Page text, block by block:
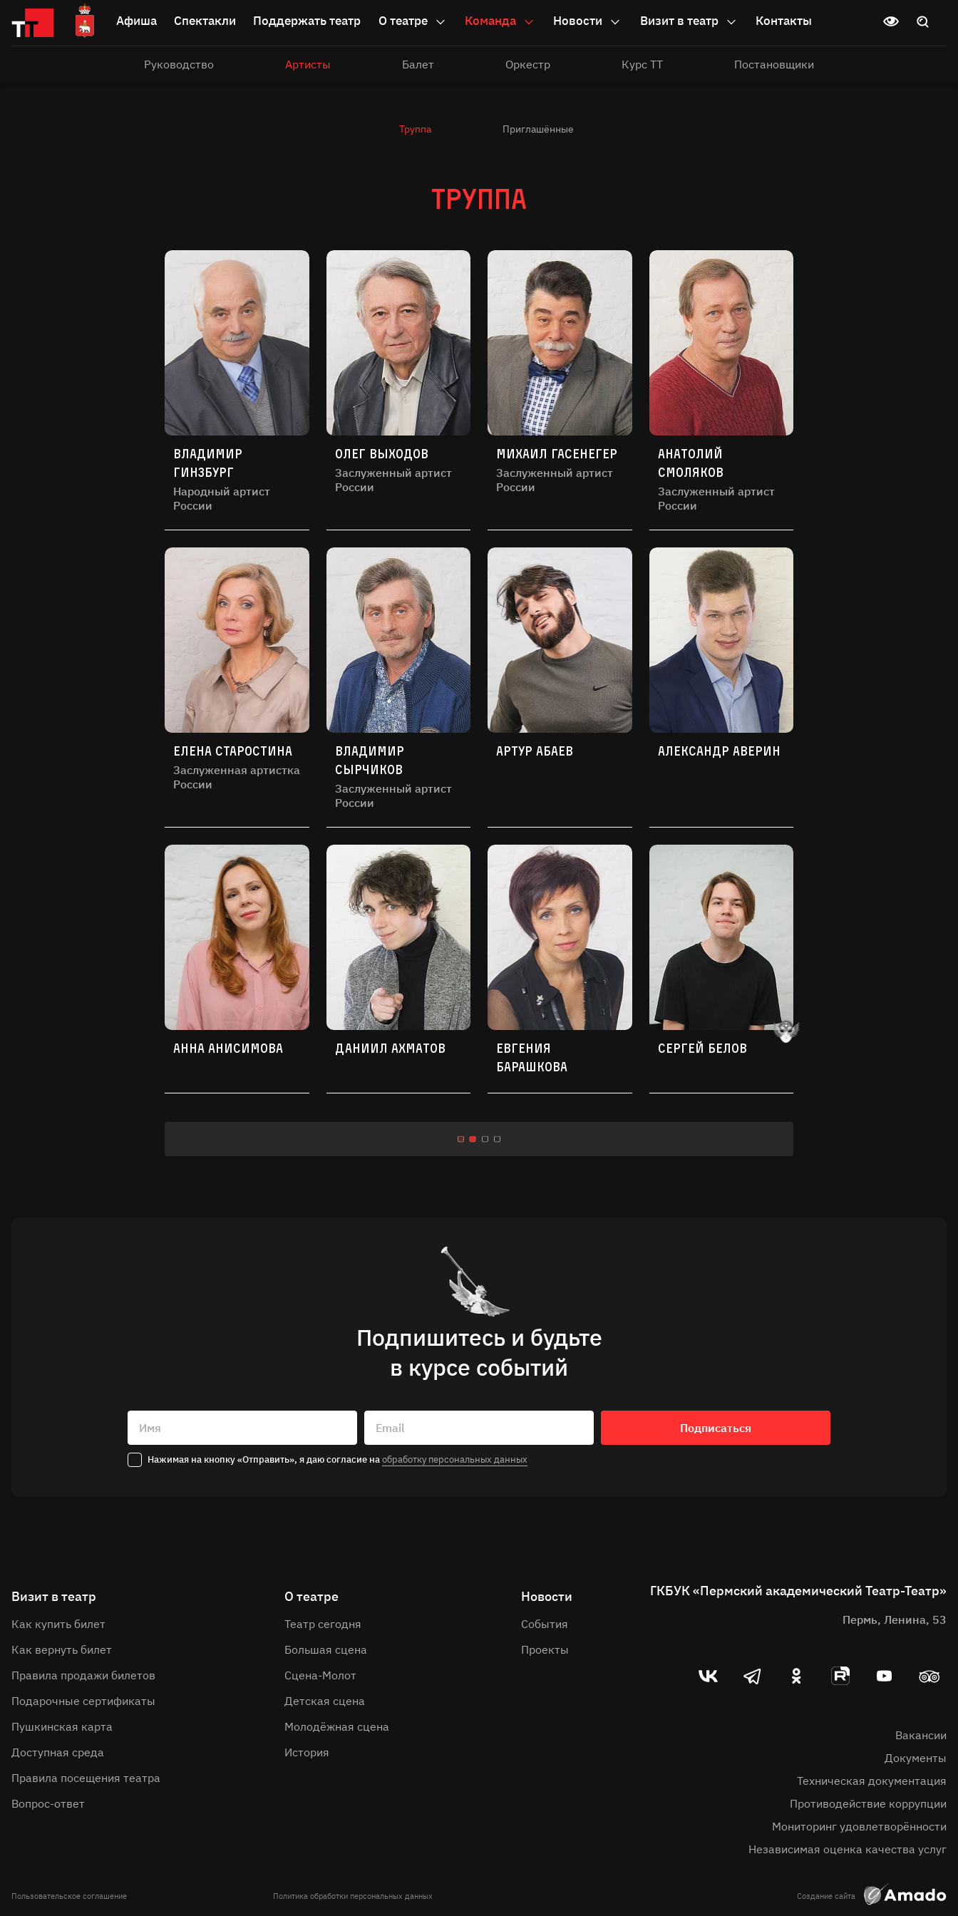
Афиша Спектакли Поддержать театр О театре Команда Новости Визит в театр Контакты
Руководство Артисты Балет Оркестр Курс ТТ Постановщики
Поиск
Труппа Приглашённые
Труппа
Владимир
Гинзбург
Народный артист
России
Олег Выходов
Заслуженный артист
России
Михаил Гасенегер
Заслуженный артист
России
Анатолий
Смоляков
Заслуженный артист
России
Елена Старостина
Заслуженная артистка
России
Владимир
Сырчиков
Заслуженный артист
России
Артур Абаев Александр Аверин
Анна Анисимова Даниил Ахматов
Евгения
Барашкова
Сергей Белов
Показать ещё
Подпишитесь и будьте
в курсе событий
Имя Email Подписаться
Нажимая на кнопку «Отправить», я даю согласие наобработку персональных данных
Визит в театр
Как купить билет
Как вернуть билет
Правила продажи билетов
Подарочные сертификаты
Пушкинская карта
Доступная среда
Правила посещения театра
Вопрос-ответ
О театре
Театр сегодня
Большая сцена
Сцена-Молот
Детская сцена
Молодёжная сцена
История
Новости
События
Проекты
ГКБУК «Пермский академический Театр-Театр»
Пермь, Ленина, 53
театр
Театр-
театр
Театр-
театр
Театр-
театр
театр
театр
Вакансии
Документы
Техническая документация
Противодействие коррупции
Мониторинг удовлетворённости
Независимая оценка качества услуг
Пользовательское соглашение Политика обработки персональных данных Создание сайта